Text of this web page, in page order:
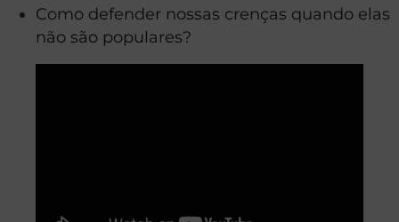
Como defender nossas crenças quando elas
não são populares?